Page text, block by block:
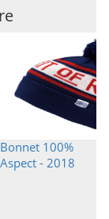
Bonnet 100%
Aspect - 2018